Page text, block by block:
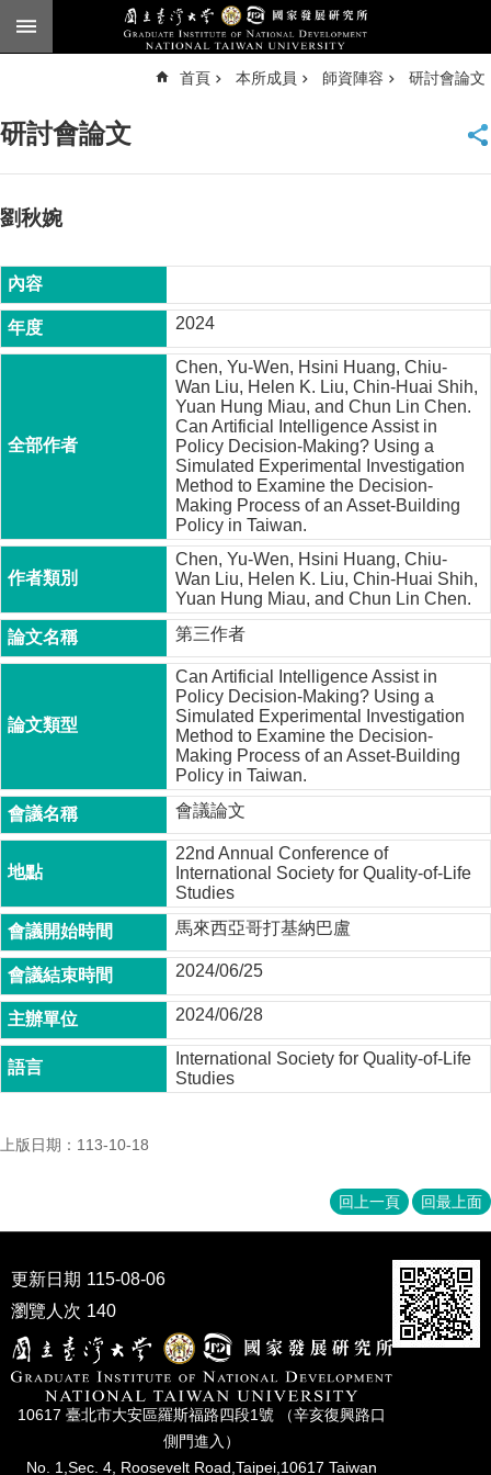
跳到主要內容區塊
臺
頁
公
告
本
本
博
班
碩
專
班
術
研
究
國
家
發
展
研
所
學
首頁 本所成員 師資陣容 研討會論文
研討會論文
劉秋婉
2024
Chen, Yu-Wen, Hsini Huang, Chiu-
Wan Liu, Helen K. Liu, Chin-Huai Shih,
Yuan Hung Miau, and Chun Lin Chen.
Can Artificial Intelligence Assist in
Policy Decision-Making? Using a
Simulated Experimental Investigation
Method to Examine the Decision-
Making Process of an Asset-Building
Policy in Taiwan.
Chen, Yu-Wen, Hsini Huang, Chiu-
Wan Liu, Helen K. Liu, Chin-Huai Shih,
Yuan Hung Miau, and Chun Lin Chen.
第三作者
Can Artificial Intelligence Assist in
Policy Decision-Making? Using a
Simulated Experimental Investigation
Method to Examine the Decision-
Making Process of an Asset-Building
Policy in Taiwan.
會議論文
22nd Annual Conference of
International Society for Quality-of-Life
Studies
馬來西亞哥打基納巴盧
2024/06/25
2024/06/28
International Society for Quality-of-Life
Studies
上版日期：113-10-18
回上一頁 回最上面
更新日期 115-08-06
瀏覽人次 140
10617 臺北市⼤安區羅斯福路四段1號 （辛亥復興路⼝
側⾨進入）
No. 1,Sec. 4, Roosevelt Road,Taipei,10617 Taiwan